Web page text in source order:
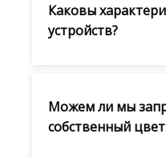
Каковы
устройств?
Можем ли мы
собственный